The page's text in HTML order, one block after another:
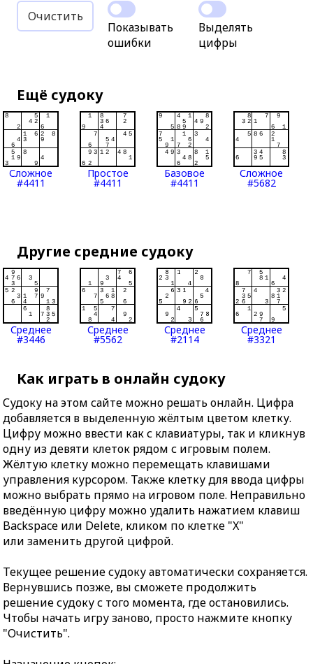
Очистить
Показывать
ошибки
Выделять
цифры
Ещё судоку
Сложное
#4411
Простое
#4411
Базовое
#4411
Сложное
#5682
Другие средние судоку
Среднее
#3446
Среднее
#5562
Среднее
#2114
Среднее
#3321
Как играть в онлайн судоку
Судоку на этом сайте можно решать онлайн. Цифра
добавляется в выделенную жёлтым цветом клетку.
Цифру можно ввести как с клавиатуры, так и кликнув
одну из девяти клеток рядом с игровым полем.
Жёлтую клетку можно перемещать клавишами
управления курсором. Также клетку для ввода цифры
можно выбрать прямо на игровом поле. Неправильно
введённую цифру можно удалить нажатием клавиш
Backspace или Delete, кликом по клетке "X"
или заменить другой цифрой.
Текущее решение судоку автоматически сохраняется.
Вернувшись позже, вы сможете продолжить
решение судоку с того момента, где остановились.
Чтобы начать игру заново, просто нажмите кнопку
"Очистить".